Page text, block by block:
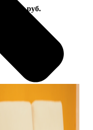
Цена, руб.